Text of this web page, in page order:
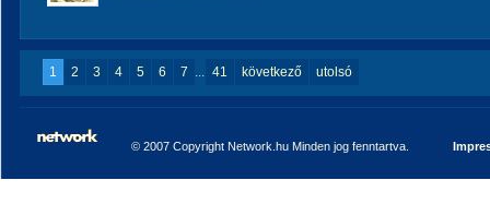
1 2 3 4 5 6 7 ... 41 következő utolsó
© 2007 Copyright Network.hu Minden jog fenntartva.